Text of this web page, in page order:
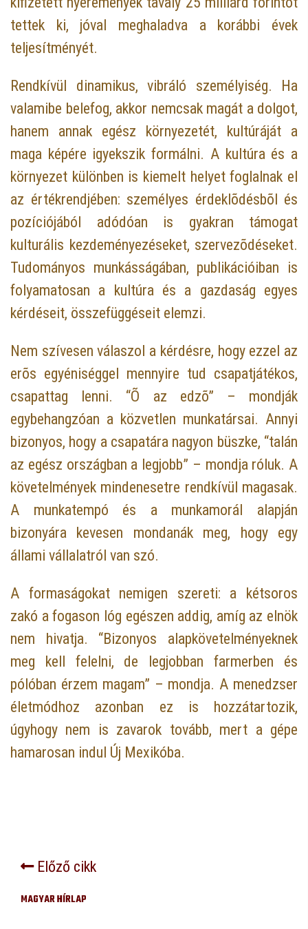
tettek ki, jóval meghaladva a korábbi évek
teljesítményét.
Rendkívül dinamikus, vibráló személyiség. Ha
valamibe belefog, akkor nemcsak magát a dolgot,
hanem annak egész környezetét, kultúráját a
maga képére igyekszik formálni. A kultúra és a
környezet különben is kiemelt helyet foglalnak el
az értékrendjében: személyes érdeklõdésbõl és
pozíciójából adódóan is gyakran támogat
kulturális kezdeményezéseket, szervezõdéseket.
Tudományos munkásságában, publikációiban is
folyamatosan a kultúra és a gazdaság egyes
kérdéseit, összefüggéseit elemzi.
Nem szívesen válaszol a kérdésre, hogy ezzel az
erõs egyéniséggel mennyire tud csapatjátékos,
csapattag lenni. “Õ az edzõ” – mondják
egybehangzóan a közvetlen munkatársai. Annyi
bizonyos, hogy a csapatára nagyon büszke, “talán
az egész országban a legjobb” – mondja róluk. A
követelmények mindenesetre rendkívül magasak.
A munkatempó és a munkamorál alapján
bizonyára kevesen mondanák meg, hogy egy
állami vállalatról van szó.
A formaságokat nemigen szereti: a kétsoros
zakó a fogason lóg egészen addig, amíg az elnök
nem hivatja. “Bizonyos alapkövetelményeknek
meg kell felelni, de legjobban farmerben és
pólóban érzem magam” – mondja. A menedzser
életmódhoz azonban ez is hozzátartozik,
úgyhogy nem is zavarok tovább, mert a gépe
hamarosan indul Új Mexikóba.
Előző cikk
MAGYAR HÍRLAP